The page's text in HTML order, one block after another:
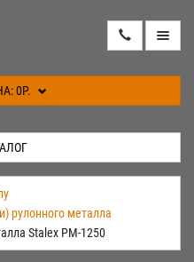
0Р.
рулонного металла
Stalex РМ-1250